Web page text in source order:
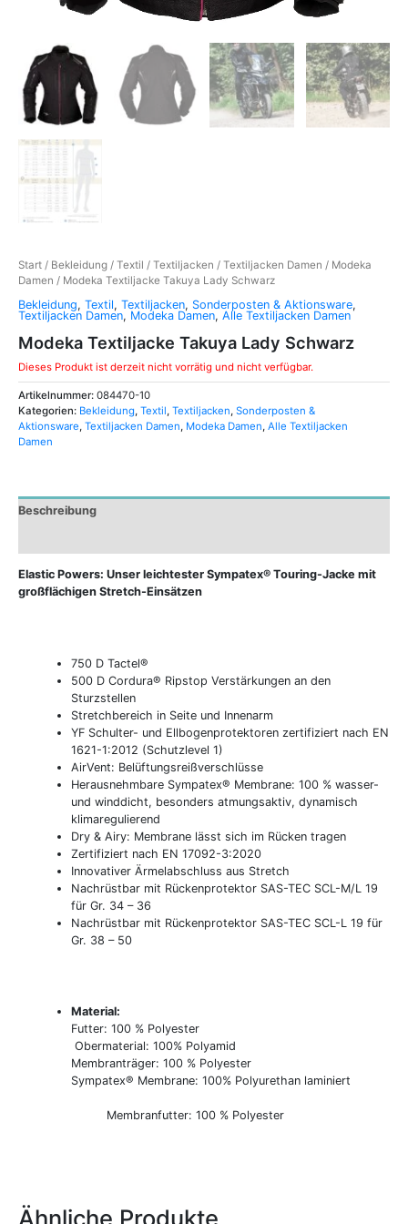
Start / Bekleidung / Textil / Textiljacken / Textiljacken Damen / Modeka
Damen / Modeka Textiljacke Takuya Lady Schwarz
Bekleidung, Textil, Textiljacken, Sonderposten & Aktionsware,
Textiljacken Damen, Modeka Damen, Alle Textiljacken Damen
Modeka Textiljacke Takuya Lady Schwarz
Dieses Produkt ist derzeit nicht vorrätig und nicht verfügbar.
Artikelnummer: 084470-10
Kategorien: Bekleidung, Textil, Textiljacken, Sonderposten &
Aktionsware, Textiljacken Damen, Modeka Damen, Alle Textiljacken
Damen
Beschreibung
Elastic Powers: Unser leichtester Sympatex® Touring-Jacke mit
großflächigen Stretch-Einsätzen
750 D Tactel®
500 D Cordura® Ripstop Verstärkungen an den
Sturzstellen
Stretchbereich in Seite und Innenarm
YF Schulter- und Ellbogenprotektoren zertifiziert nach EN
1621-1:2012 (Schutzlevel 1)
AirVent: Belüftungsreißverschlüsse
Herausnehmbare Sympatex® Membrane: 100 % wasser-
und winddicht, besonders atmungsaktiv, dynamisch
klimaregulierend
Dry & Airy: Membrane lässt sich im Rücken tragen
Zertifiziert nach EN 17092-3:2020
Innovativer Ärmelabschluss aus Stretch
Nachrüstbar mit Rückenprotektor SAS-TEC SCL-M/L 19
für Gr. 34 – 36
Nachrüstbar mit Rückenprotektor SAS-TEC SCL-L 19 für
Gr. 38 – 50
Material:
Futter: 100 % Polyester
Obermaterial: 100% Polyamid
Membranträger: 100 % Polyester
Sympatex® Membrane: 100% Polyurethan laminiert
Membranfutter: 100 % Polyester
Ähnliche Produkte